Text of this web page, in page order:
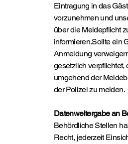
Eintragung in das
vorzunehmen und
über die Meldepflicht
informieren.Sollte ein
Anmeldung
gesetzlich verpflichtet,
umgehend der
der Polizei zu melden.
Datenweitergabe an
Behördliche Stellen
Recht, jederzeit